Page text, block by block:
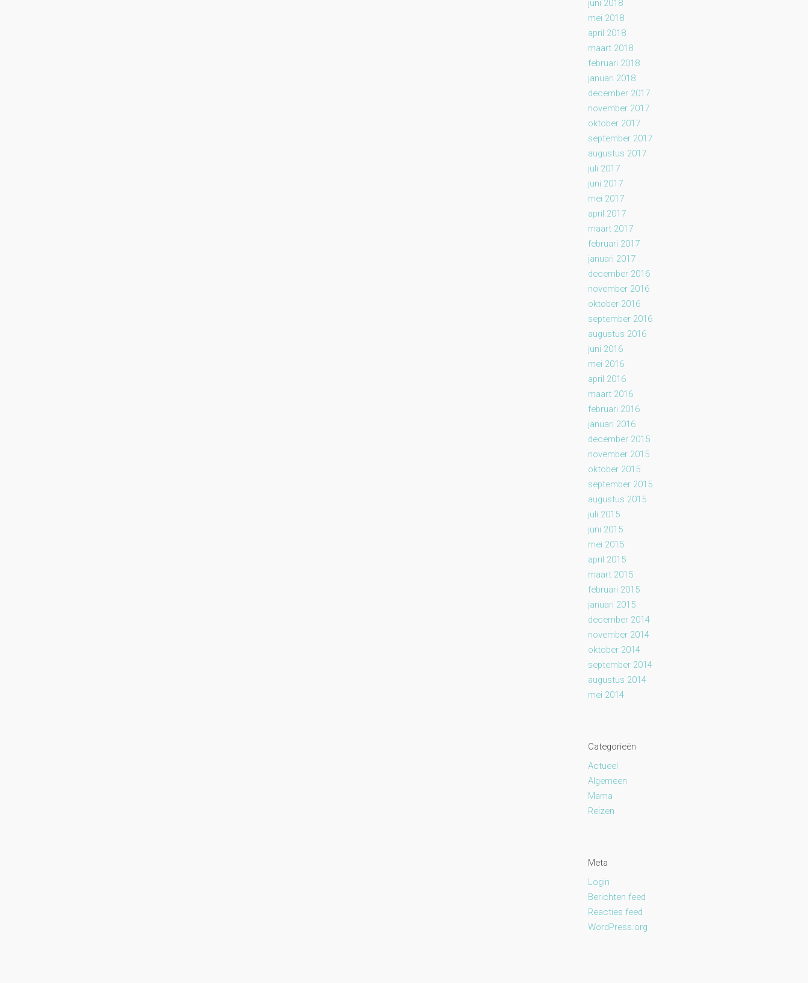
juni 2018
mei 2018
april 2018
maart 2018
februari 2018
januari 2018
december 2017
november 2017
oktober 2017
september 2017
augustus 2017
juli 2017
juni 2017
mei 2017
april 2017
maart 2017
februari 2017
januari 2017
december 2016
november 2016
oktober 2016
september 2016
augustus 2016
juni 2016
mei 2016
april 2016
maart 2016
februari 2016
januari 2016
december 2015
november 2015
oktober 2015
september 2015
augustus 2015
juli 2015
juni 2015
mei 2015
april 2015
maart 2015
februari 2015
januari 2015
december 2014
november 2014
oktober 2014
september 2014
augustus 2014
mei 2014
Categorieën
Actueel
Algemeen
Mama
Reizen
Meta
Login
Berichten feed
Reacties feed
WordPress.org